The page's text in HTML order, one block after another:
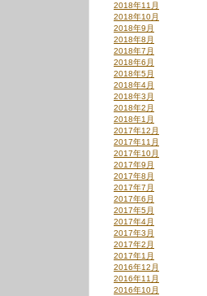
2018年11月
2018年10月
2018年9月
2018年8月
2018年7月
2018年6月
2018年5月
2018年4月
2018年3月
2018年2月
2018年1月
2017年12月
2017年11月
2017年10月
2017年9月
2017年8月
2017年7月
2017年6月
2017年5月
2017年4月
2017年3月
2017年2月
2017年1月
2016年12月
2016年11月
2016年10月